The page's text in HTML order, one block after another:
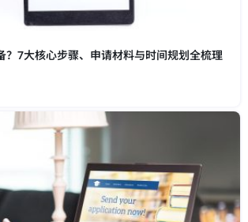
？7大核心步骤、申请材料与时间规划全梳理